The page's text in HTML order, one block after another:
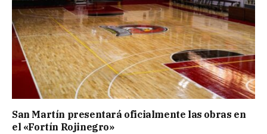
San Martín presentará oficialmente las obras en
el «Fortín Rojinegro»